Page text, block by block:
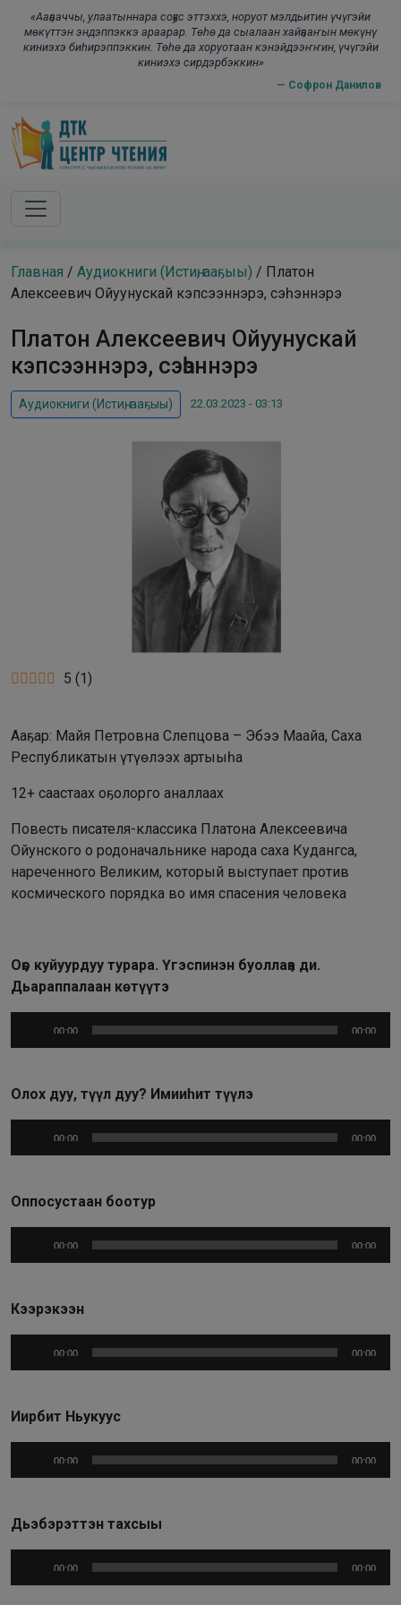
«Ааҕааччы, улаатыннара соҕус эттэххэ, норуот мэлдьитин үчүгэйи
мөкүттэн эндэппэккэ араарар. Төһө да сыалаан хайҕааҥын мөкүнү
киниэхэ биһирэппэккин. Төһө да хоруотаан кэнэйдээҥҥин, үчүгэйи
киниэхэ сирдэрбэккин»
— Софрон Данилов
Skip to main content
Главная / Аудиокниги (Истиҥ, ааҕыы) / Платон
Алексеевич Ойуунускай кэпсээннэрэ, сэһэннэрэ
Платон Алексеевич Ойуунускай
кэпсээннэрэ, сэһэннэрэ
Аудиокниги (Истиҥ, ааҕыы) 22.03.2023 - 03:13
5 (1)
Ааҕар: Майя Петровна Слепцова – Эбээ Маайа, Саха
Республикатын үтүөлээх артыыһа
12+ саастаах оҕолорго аналлаах
Повесть писателя-классика Платона Алексеевича
Ойунского о родоначальнике народа саха Кудангса,
нареченного Великим, который выступает против
космического порядка во имя спасения человека
Оҕо куйуурдуу турара. Үгэспинэн буоллаҕа ди.
Дьараппалаан көтүүтэ
00:00 00:00
Олох дуу, түүл дуу? Имииһит түүлэ
00:00 00:00
Оппосустаан боотур
00:00 00:00
Кээрэкээн
00:00 00:00
Иирбит Ньукуус
00:00 00:00
Дьэбэрэттэн тахсыы
00:00 00:00